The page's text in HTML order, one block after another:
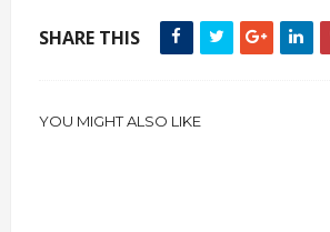
SHARE THIS
YOU MIGHT ALSO LIKE